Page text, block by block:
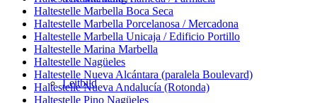
Leitbild
Haltestelle Marbella Boca Seca
Haltestelle Marbella Porcelanosa / Mercadona
Haltestelle Marbella Unicaja / Edificio Portillo
Haltestelle Marina Marbella
Haltestelle Nagüeles
Haltestelle Nueva Alcántara (paralela Boulevard)
Haltestelle Nueva Andalucía (Rotonda)
Haltestelle Pino Nagüeles